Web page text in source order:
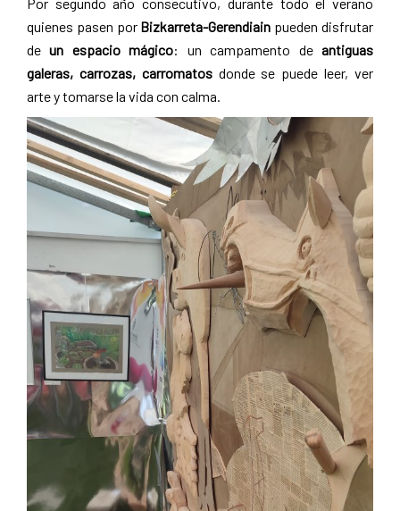
quienes pasen por Bizkarreta-Gerendiain pueden disfrutar
deun espacio mágico: un campamento deantiguas
galeras, carrozas, carromatosdonde se puede leer, ver
arte y tomarse la vida con calma.